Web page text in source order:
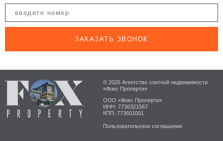
ЗАКАЗАТЬ ЗВОНОК
© 2026 Агентство элитной недвижимости
«Фокс Проперти»
ООО «Фокс Проперти»
ИНН: 7736321567
КПП: 773601001
Пользовательское соглашение